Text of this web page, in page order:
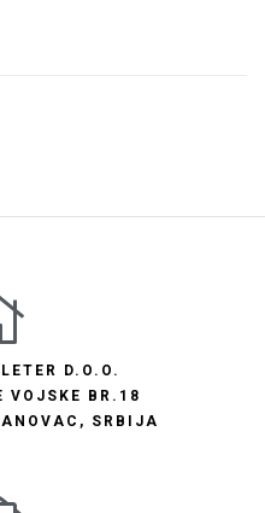
D.O.O.
VOJSKE BR.18
SRBIJA